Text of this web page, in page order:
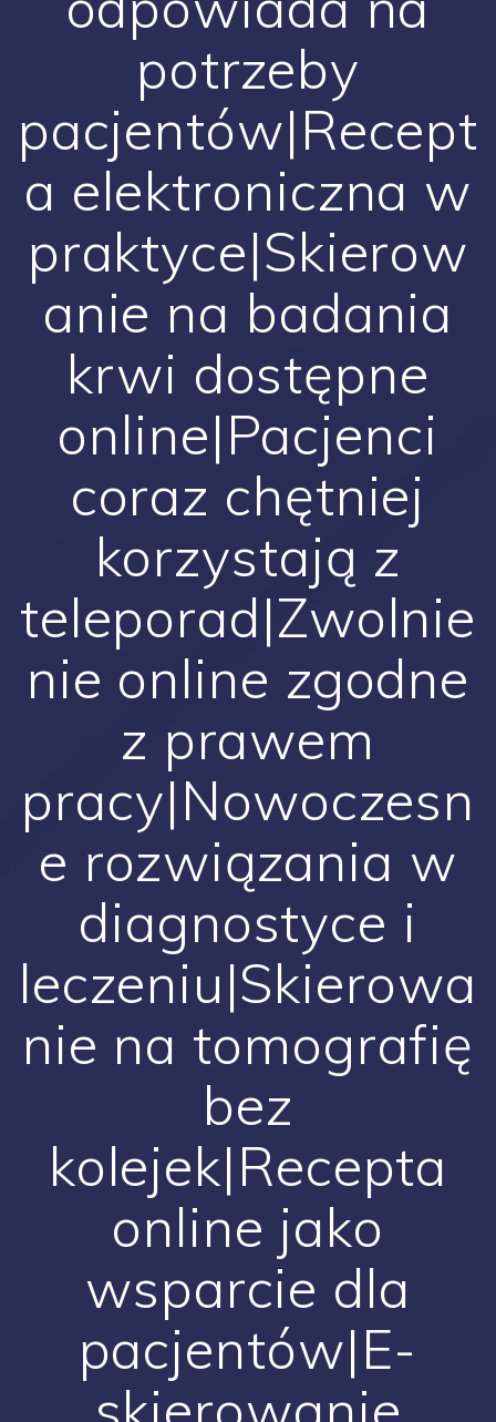
potrzeby
pacjentów|Recept
a elektroniczna w
praktyce|Skierow
anie na badania
krwi dostępne
online|Pacjenci
coraz chętniej
korzystają z
teleporad|Zwolnie
nie online zgodne
z prawem
pracy|Nowoczesn
e rozwiązania w
diagnostyce i
leczeniu|Skierowa
nie na tomografię
bez
kolejek|Recepta
online jako
wsparcie dla
pacjentów|E-